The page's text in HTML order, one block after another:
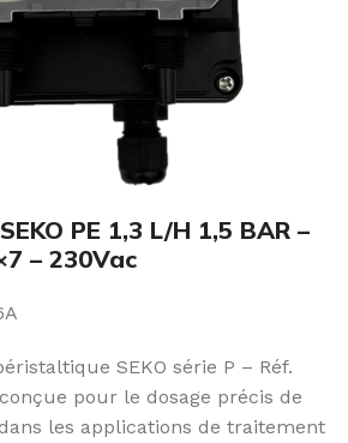
PE 1,3 L/H 1,5 BAR –
– 230Vac
SEKO série P – Réf.
conçue pour le dosage précis de
les applications de traitement